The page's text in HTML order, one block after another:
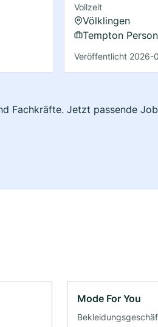
Vollzeit
Völklingen
Tempton
Veröffentlicht 2026-
Fachkräfte. Jetzt passende
Mode For You